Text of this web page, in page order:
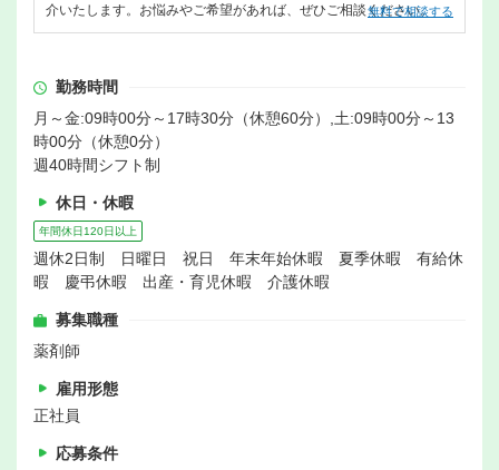
介いたします。お悩みやご希望があれば、ぜひご相談ください。
無料で相談する
勤務時間
月～金:09時00分～17時30分（休憩60分）,土:09時00分～13
時00分（休憩0分）
週40時間シフト制
休日・休暇
年間休日120日以上
週休2日制 日曜日 祝日 年末年始休暇 夏季休暇 有給休
暇 慶弔休暇 出産・育児休暇 介護休暇
募集職種
薬剤師
雇用形態
正社員
応募条件